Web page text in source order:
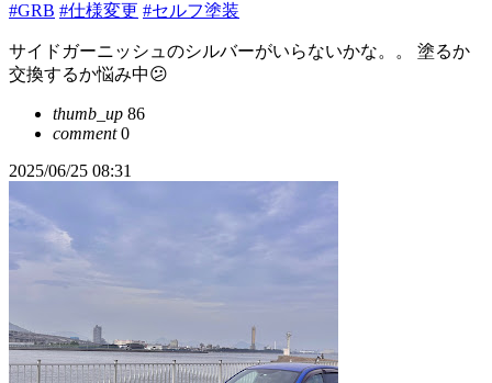
#GRB #仕様変更 #セルフ塗装
サイドガーニッシュのシルバーがいらないかな。。 塗るか
交換するか悩み中😕
thumb_up 86
comment0
2025/06/25 08:31